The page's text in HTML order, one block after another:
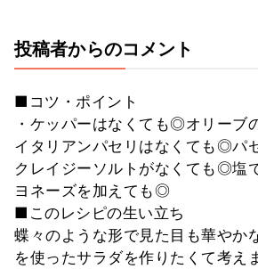
投稿者からのコメント
■コツ・ポイント
・ケッパーはなくても◎オリーブ
イタリアンパセリはなくても◎パ
クレイジーソルトがなくても◎塩
ヨネーズを加えても◎
■このレシピの生い立ち
蝶々のような形で見た目も華やか
を使ったサラダを作りたくて考え